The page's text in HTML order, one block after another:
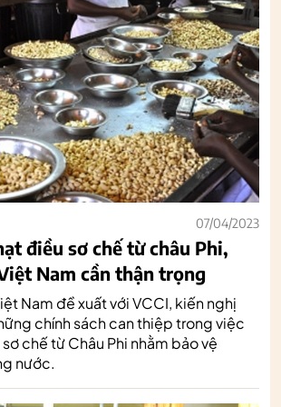
07/04/2023
điều sơ chế từ châu Phi,
Nam cần thận trọng
Nam đề xuất với VCCI, kiến nghị
chính sách can thiệp trong việc
chế từ Châu Phi nhằm bảo vệ
nước.